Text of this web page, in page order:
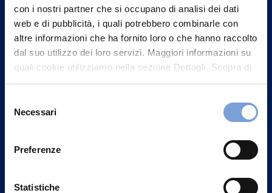
con i nostri partner che si occupano di analisi dei dati
web e di pubblicità, i quali potrebbero combinarle con
altre informazioni che ha fornito loro o che hanno raccolto
dal suo utilizzo dei loro servizi. Maggiori informazioni su
quali cookie utilizziamo nella sezione Dettagli. Scopra di
più su chi siamo, come può contattarci e come trattiamo i
può trovare nel footer del sito nella sezione "Informativa
delNecessari
Preferenze
Statistiche
Vittoria Assicurazioni S.p.A.
20149 Milano